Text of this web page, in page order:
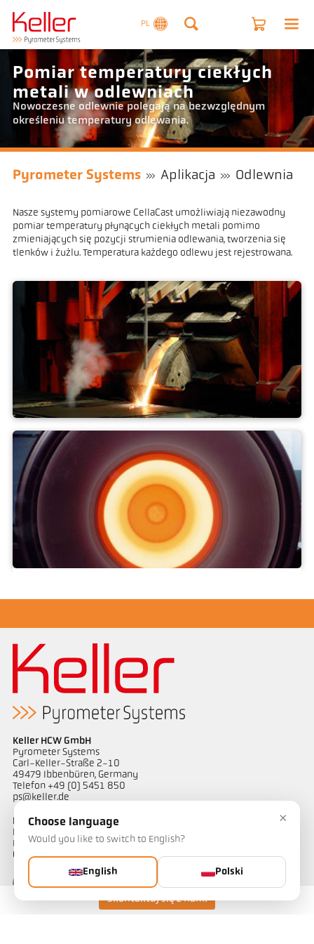
PL
Skontaktuj się z nami
Pomiar temperatury ciekłych
metali w odlewniach
Nowoczesne odlewnie polegają na bezwzględnym
określeniu temperatury odlewania.
Pyrometer Systems Aplikacja Odlewnia
Nasze systemy pomiarowe CellaCast umożliwiają niezawodny
pomiar temperatury płynących ciekłych metali pomimo
zmieniających się pozycji strumienia odlewania, tworzenia się
tlenków i żużlu. Temperatura każdego odlewu jest rejestrowana.
Odlewanie form
Keller HCW GmbH
Pyrometer Systems
Carl-Keller-Straße 2-10
49479 Ibbenbüren, Germany
Telefon +49 (0) 5451 850
ps@keller.de
Linki
Legal Notice
Privacy
GTC
×
Choose language
Would you like to switch to English?
English Polski